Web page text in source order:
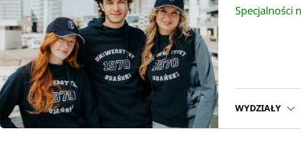
Specjalności
WYDZIAŁY